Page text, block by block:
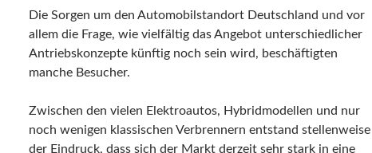
Die Sorgen um den Automobilstandort Deutschland und vor
allem die Frage, wie vielfältig das Angebot unterschiedlicher
Antriebskonzepte künftig noch sein wird, beschäftigten
manche Besucher.
Zwischen den vielen Elektroautos, Hybridmodellen und nur
noch wenigen klassischen Verbrennern entstand stellenweise
der Eindruck, dass sich der Markt derzeit sehr stark in eine